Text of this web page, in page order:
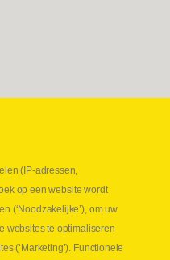
⏳ Laatste maand
(IP-adressen,
op een website wordt
(‘Noodzakelijke’), om uw
websites te optimaliseren
(‘Marketing’). Functionele